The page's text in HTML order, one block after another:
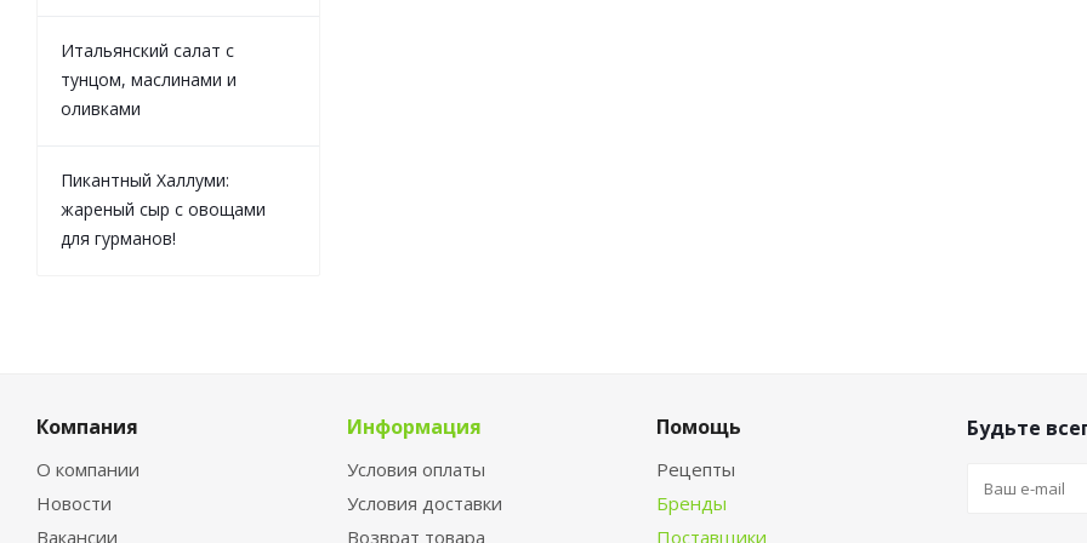
Итальянский салат с
тунцом, маслинами и
оливками
Пикантный Халлуми:
жареный сыр с овощами
для гурманов!
Компания
О компании
Новости
Вакансии
Информация
Условия оплаты
Условия доставки
Возврат товара
Помощь
Рецепты
Бренды
Поставщики
Будьте